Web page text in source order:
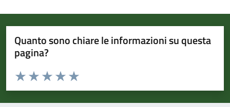
Quanto sono chiare le informazioni su questa
pagina?
Valuta da 1 a 5 stelle la pagina
Valuta 5 stelle su 5
Valuta 4 stelle su 5
Valuta 3 stelle su 5
Valuta 2 stelle su 5
Valuta 1 stelle su 5